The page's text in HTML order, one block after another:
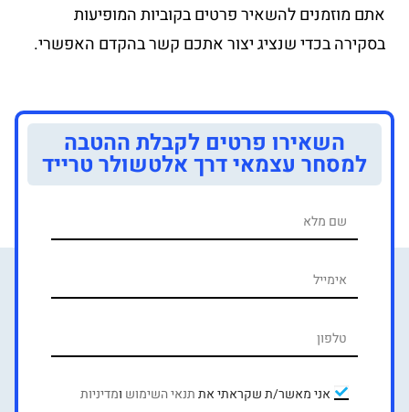
אתם מוזמנים להשאיר פרטים בקוביות המופיעות
בסקירה בכדי שנציג יצור אתכם קשר בהקדם האפשרי.
השאירו פרטים לקבלת ההטבה
למסחר עצמאי דרך אלטשולר טרייד
אני מאשר/ת שקראתי אתתנאי השימוש ומדיניות